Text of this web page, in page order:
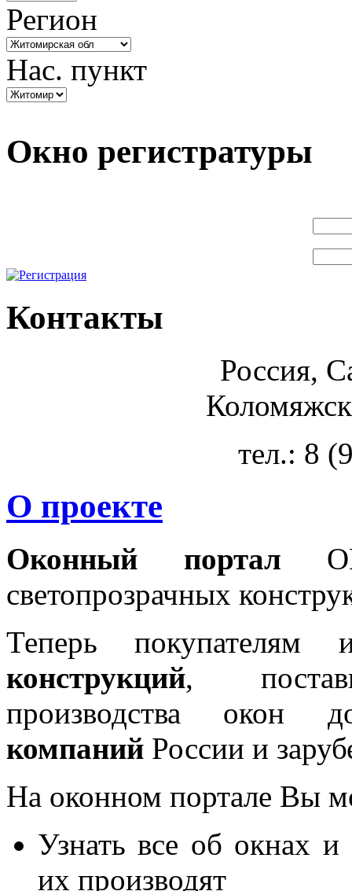
Регион
Нас. пункт
Окно регистратуры
Контакты
Россия,
тел.: 8
О проекте
Оконный портал
светопрозрачных
Теперь покупателям
конструкций,
производства окон
компаний России и
На оконном портале Вы
Узнать все об окнах и
их производят